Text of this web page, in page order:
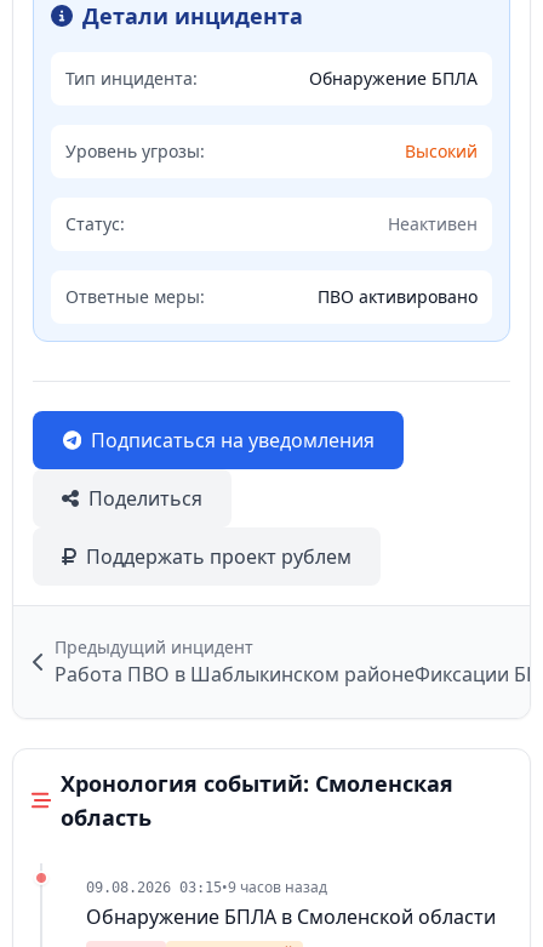
Детали инцидента
Тип инцидента: Обнаружение БПЛА
Уровень угрозы: Высокий
Статус: Неактивен
Ответные меры: ПВО активировано
Подписаться на уведомления
Поделиться
Поддержать проект рублем
Предыдущий инцидент
Работа ПВО в Шаблыкинском районеФиксации
Хронология событий: Смоленская
область
09.08.2026 03:15•9 часов назад
Обнаружение БПЛА в Смоленской области